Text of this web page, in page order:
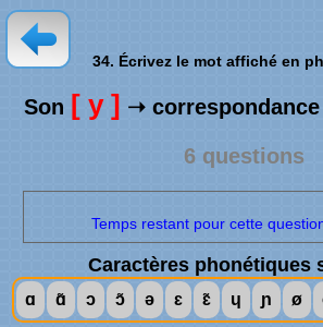
34. Écrivez le mot affiché en
Son [ y ] ➝
6 questions
Temps restant pour cette
Caractères phonétiques
ɑ ɑ̃ ɔ ɔ̃ ə ɛ ɛ̃ ɥ ɲ ø